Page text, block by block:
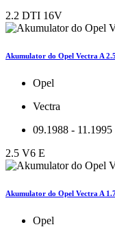
2.2 DTI 16V
Akumulator do Opel Vectra A
Opel
Vectra
09.1988 - 11.1995
2.5 V6 E
Akumulator do Opel Vectra A
Opel